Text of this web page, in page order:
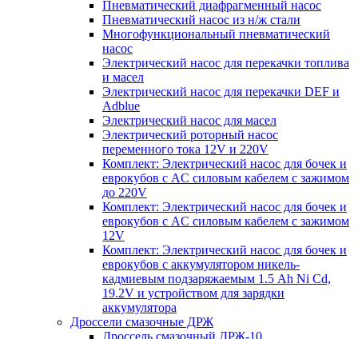
Пневматический диафрагменный насос
Пневматический насос из н/ж стали
Многофункциональный пневматический
насос
Электрический насос для перекачки топлива
и масел
Электрический насос для перекачки DEF и
Adblue
Электрический насос для масел
Электрический роторный насос
переменного тока 12V и 220V
Комплект: Электрический насос для бочек и
еврокубов с AC силовым кабелем с зажимом
до 220V
Комплект: Электрический насос для бочек и
еврокубов с AC силовым кабелем с зажимом
12V
Комплект: Электрический насос для бочек и
еврокубов с аккумулятором никель-
кадмиевым подзаряжаемым 1.5 Ah Ni Cd,
19.2V и устройством для зарядки
аккумулятора
Дроссели смазочные ДРЖ
Дроссель смазочный ДРЖ-10